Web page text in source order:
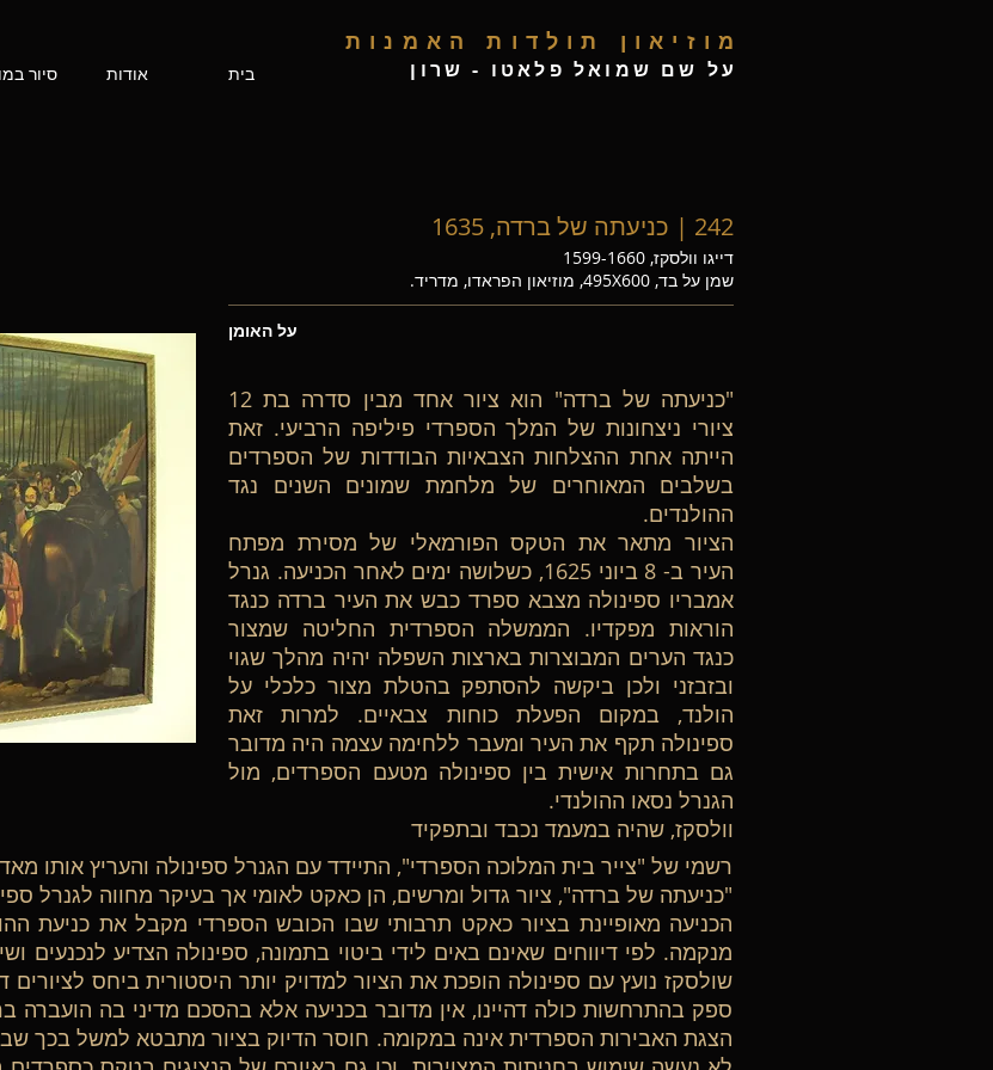
סיור אודות בית
מ וזיאון תולדות האמנות
על שם שמואל פלאטו - שרון
242 | כניעתה של ברדה, 1635
דייגו וולסקז, 1599-1660
שמן על בד, 495X600, מוזיאון הפראדו, מדריד.
על האומן
"כניעתה של ברדה" הוא ציור אחד מבין סדרה בת 12
ציורי ניצחונות של המלך הספרדי פיליפה הרביעי. זאת
הייתה אחת ההצלחות הצבאיות הבודדות של הספרדים
בשלבים המאוחרים של מלחמת שמונים השנים נגד
ההולנדים.
הציור מתאר את הטקס הפורמאלי של מסירת מפתח
העיר ב- 8 ביוני 1625, כשלושה ימים לאחר הכניעה. גנרל
אמבריו ספינולה מצבא ספרד כבש את העיר ברדה כנגד
הוראות מפקדיו. הממשלה הספרדית החליטה שמצור
כנגד הערים המבוצרות בארצות השפלה יהיה מהלך שגוי
ובזבזני ולכן ביקשה להסתפק בהטלת מצור כלכלי על
הולנד, במקום הפעלת כוחות צבאיים. למרות זאת
ספינולה תקף את העיר ומעבר ללחימה עצמה היה מדובר
גם בתחרות אישית בין ספינולה מטעם הספרדים, מול
הגנרל נסאו ההולנדי.
וולסקז, שהיה במעמד נכבד ובתפקיד
רשמי של "צייר בית המלוכה הספרדי", התיידד עם הגנרל ספינולה והעריץ אותו
"כניעתה של ברדה", ציור גדול ומרשים, הן כאקט לאומי אך בעיקר מחווה לגנרל
הכניעה מאופיינת בציור כאקט תרבותי שבו הכובש הספרדי מקבל את כניעת
מנקמה. לפי דיווחים שאינם באים לידי ביטוי בתמונה, ספינולה הצדיע לנכנעים
שולסקז נועץ עם ספינולה הופכת את הציור למדויק יותר היסטורית ביחס
ספק בהתרחשות כולה דהיינו, אין מדובר בכניעה אלא בהסכם מדיני בה הועברה
הצגת האבירות הספרדית אינה במקומה. חוסר הדיוק בציור מתבטא למשל בכך